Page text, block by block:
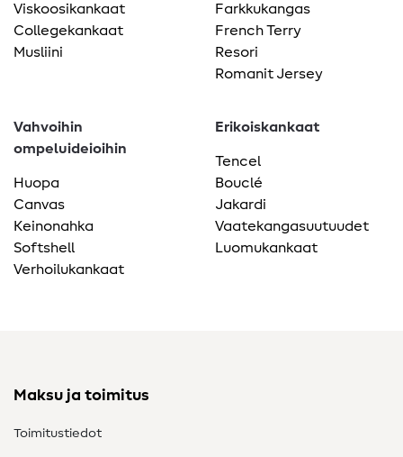
Viskoosikankaat
Collegekankaat
Musliini
Farkkukangas
French Terry
Resori
Romanit Jersey
Vahvoihin
ompeluideioihin
Huopa
Canvas
Keinonahka
Softshell
Verhoilukankaat
Erikoiskankaat
Tencel
Bouclé
Jakardi
Vaatekangasuutuudet
Luomukankaat
Maksu ja toimitus
Toimitustiedot